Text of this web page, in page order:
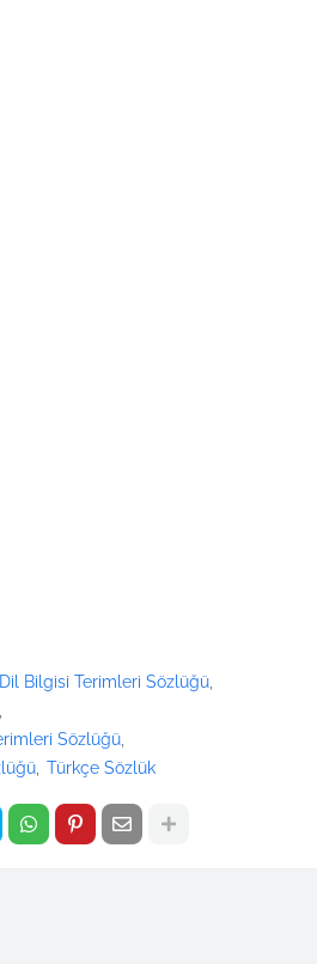
Dil Bilgisi Terimleri Sözlüğü
Sözlüğü
Türkçe Sözlük